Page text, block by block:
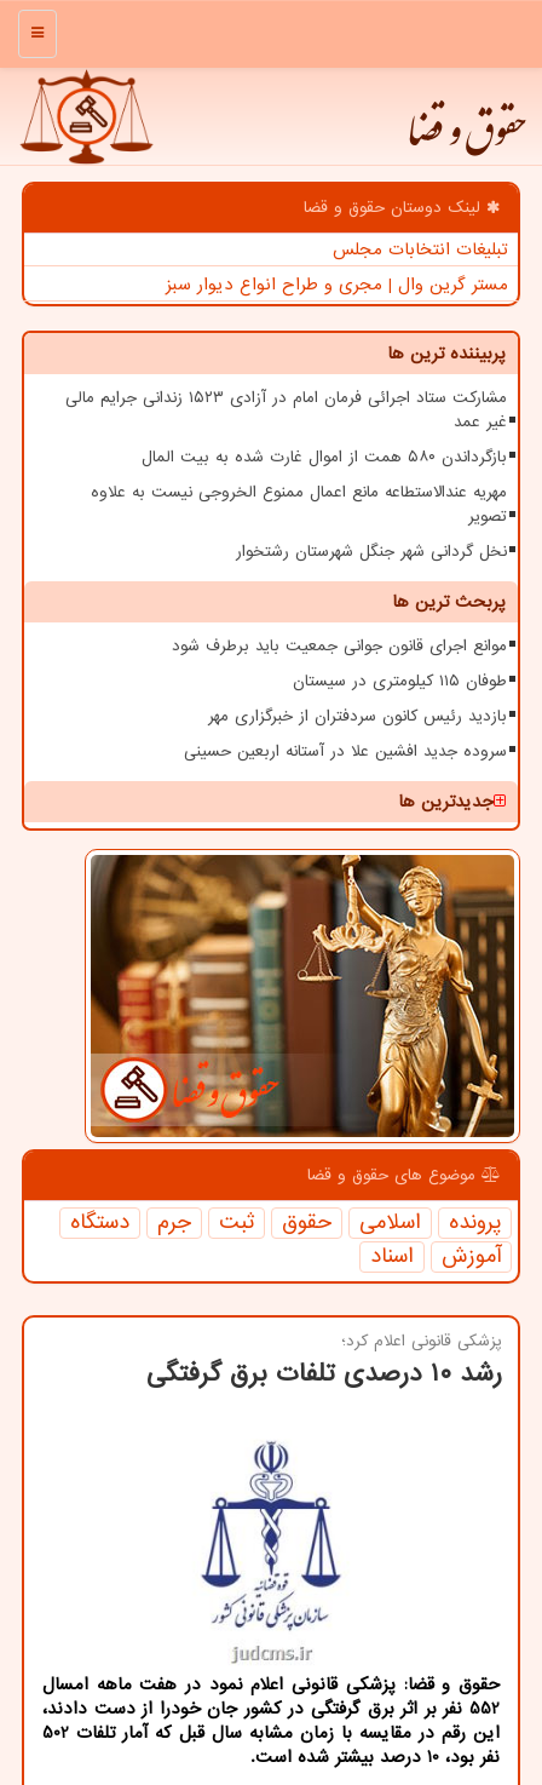
منو
حقوق و قضا
لینک دوستان حقوق و قضا
تبلیغات انتخابات مجلس
مستر گرین وال | مجری و طراح انواع دیوار سبز
پربیننده ترین ها
مشارکت ستاد اجرائی فرمان امام در آزادی ۱۵۲۳ زندانی جرایم مالی
غیر عمد
بازگرداندن ۵۸۰ همت از اموال غارت شده به بیت المال
مهریه عندالاستطاعه مانع اعمال ممنوع الخروجی نیست به علاوه
تصویر
نخل گردانی شهر جنگل شهرستان رشتخوار
پربحث ترین ها
موانع اجرای قانون جوانی جمعیت باید برطرف شود
طوفان ۱۱۵ کیلومتری در سیستان
بازدید رئیس کانون سردفتران از خبرگزاری مهر
سروده جدید افشین علا در آستانه اربعین حسینی
جدیدترین ها
موضوع های حقوق و قضا
پرونده اسلامی حقوق ثبت جرم
دستگاه
آموزش
اسناد
پزشكی قانونی اعلام كرد؛
رشد ۱۰ درصدی تلفات برق گرفتگی
حقوق و قضا: پزشکی قانونی اعلام نمود در هفت ماهه امسال
552 نفر بر اثر برق گرفتگی در کشور جان خودرا از دست دادند،
این رقم در مقایسه با زمان مشابه سال قبل که آمار تلفات 502
نفر بود، 10 درصد بیشتر شده است.